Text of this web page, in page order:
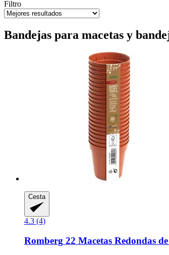
Filtro
Bandejas para macetas y
Cesta
4.3 (4)
Romberg 22 Macetas Redondas